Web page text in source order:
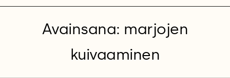
Avainsana: marjojen
kuivaaminen